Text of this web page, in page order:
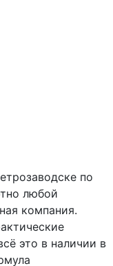
по
любой
компания.
это в наличии в